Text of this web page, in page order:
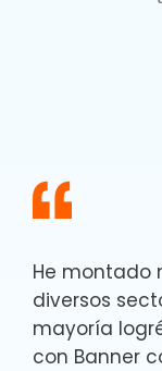
He montado
diversos
mayoría
con Banner